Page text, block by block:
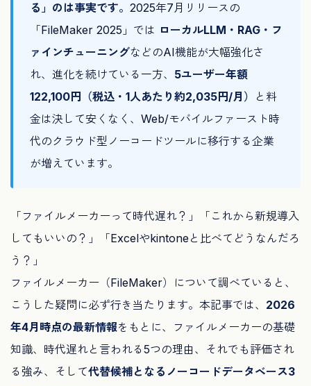
る」のは事実です。 2025年7月リリースの
「FileMaker 2025」では ローカルLLM・RAG・フ
ァインチューニングなどのAI機能が大幅強化さ
れ、進化を続けている一方、 5ユーザー年額
122,100円（税込・1人あたり約2,035円/月）
と料
金は決して安くなく、Web/モバイルファースト時
代のクラウド型ノーコードツールに移行する企業
が増えています。
「ファイルメーカーって時代遅れ？」「これから新規導入
してもいいの？」「Excelやkintoneと比べてどうなんだろ
う？」
ファイルメーカー（FileMaker）について調べていると、
こうした疑問に必ず行き当たります。本記事では、 2026
年4月時点の最新情報をもとに、ファイルメーカーの基礎
知識、時代遅れと言われる5つの理由、それでも評価され
る強み、そして代替候補となるノーコードデータベース3